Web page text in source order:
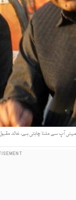
آپ سے ملنا چاہتی ہے، خالد